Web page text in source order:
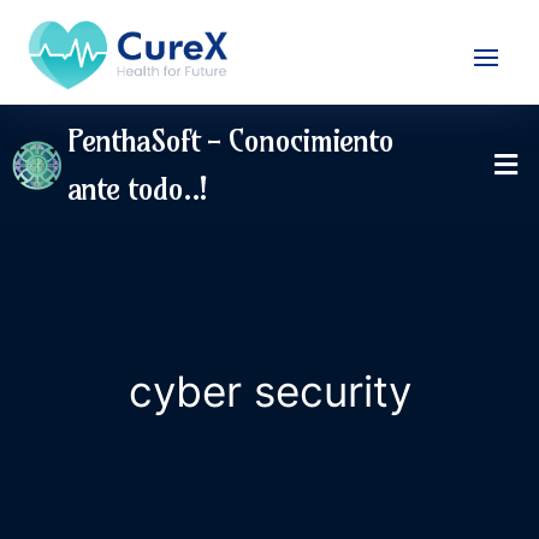
PenthaSoft - Conocimiento
ante todo..!
cyber security